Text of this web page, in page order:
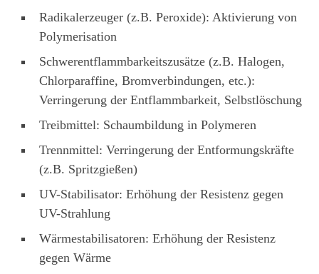
Radikalerzeuger (z.B. Peroxide): Aktivierung von
Polymerisation
Schwerentflammbarkeitszusätze (z.B. Halogen,
Chlorparaffine, Bromverbindungen, etc.):
Verringerung der Entflammbarkeit, Selbstlöschung
Treibmittel: Schaumbildung in Polymeren
Trennmittel: Verringerung der Entformungskräfte
(z.B. Spritzgießen)
UV-Stabilisator: Erhöhung der Resistenz gegen
UV-Strahlung
Wärmestabilisatoren: Erhöhung der Resistenz
gegen Wärme